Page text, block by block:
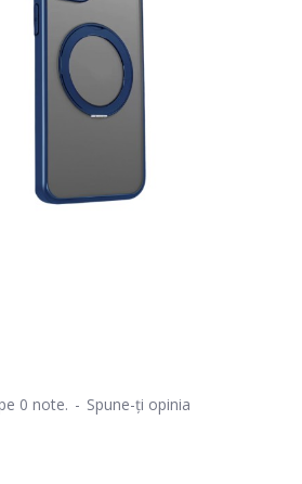
0 note. - Spune-ţi opinia